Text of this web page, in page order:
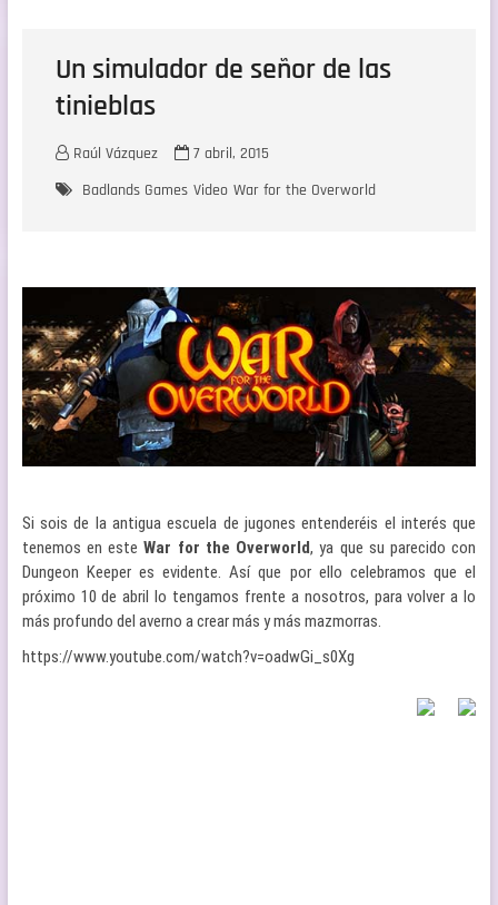
Un simulador de señor de las
tinieblas
Raúl Vázquez
7 abril, 2015
Badlands Games Video War for the Overworld
Si sois de la antigua escuela de jugones entenderéis el interés que
tenemos en esteWar for the Overworld, ya que su parecido con
Dungeon Keeper es evidente. Así que por ello celebramos que el
próximo 10 de abril lo tengamos frente a nosotros, para volver a lo
más profundo del averno a crear más y más mazmorras.
https://www.youtube.com/watch?v=oadwGi_s0Xg